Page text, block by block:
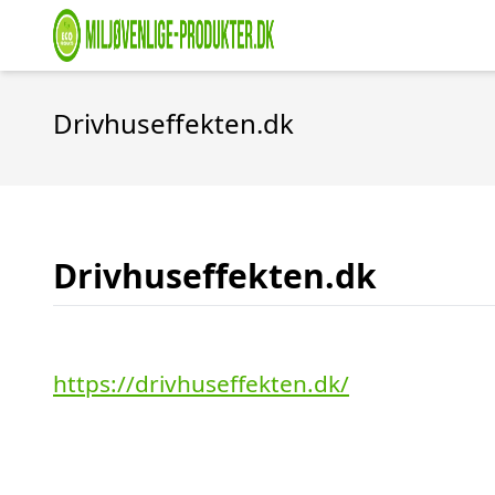
Drivhuseffekten.dk
Drivhuseffekten.dk
https://drivhuseffekten.dk/